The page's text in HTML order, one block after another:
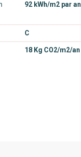
92 kWh/m2 par an
C
18 Kg CO2/m2/an